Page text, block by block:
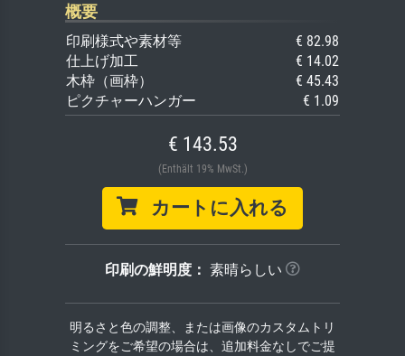
概要
印刷様式や素材等
€ 82.98
仕上げ加工
€ 14.02
木枠（画枠）
€ 45.43
ピクチャーハンガー
€ 1.09
€ 143.53
(Enthält 19% MwSt.)
カートに入れる
印刷の鮮明度： 素晴らしい
明るさと色の調整、または画像のカスタムトリ
ミングをご希望の場合は、追加料金なしでご提